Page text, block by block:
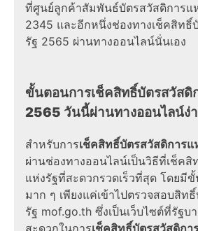
ที่ศูนย์ลูกค้าสัมพันธ์บัตรสวัสดิการแ
2345 และอีกหนึ่งช่องทางเช็คสิทธิ์
รัฐ 2565 ผ่านทางออนไลน์นั่นเอง
ขั้นตอนการเช็คสิทธิ์บัตรสวัสดิ
2565 วันนี้ผ่านทางออนไลน์ง่
สำหรับการเช็คสิทธิ์บัตรสวัสดิการ
ผ่านช่องทางออนไลน์เป็นวิธีที่เช็คสิ
แห่งรัฐที่สะดวกรวดเร็วที่สุด โดยมี
มาก ๆ เพียงแค่เข้าไปตรวจสอบสิท
รัฐ mof.go.th ซึ่งเป็นเว็บไซต์ที่รัฐบ